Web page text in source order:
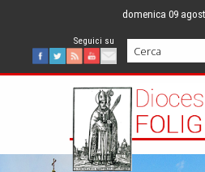
content
domenica 09
Facebook
Twitter
FeedYoutube
Mail